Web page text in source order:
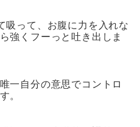
吸って、お腹に力を入れな
強くフーっと吐き出しま
一自分の意思でコントロ
。